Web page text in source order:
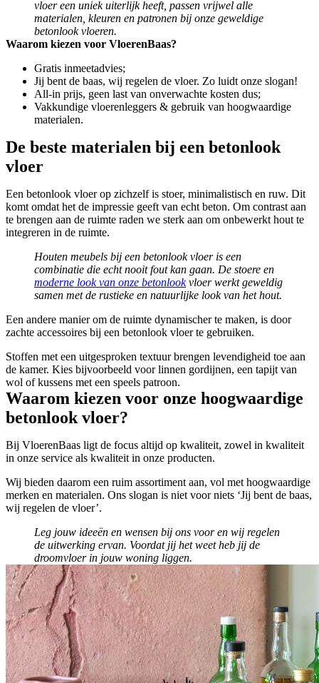
vloer een uniek uiterlijk heeft, passen vrijwel alle
materialen, kleuren en patronen bij onze geweldige
betonlook vloeren.
Waarom kiezen voor VloerenBaas?
Gratis inmeetadvies;
Jij bent de baas, wij regelen de vloer. Zo luidt onze slogan!
All-in prijs, geen last van onverwachte kosten dus;
Vakkundige vloerenleggers & gebruik van hoogwaardige
materialen.
De beste materialen bij een betonlook
vloer
Een betonlook vloer op zichzelf is stoer, minimalistisch en ruw. Dit
komt omdat het de impressie geeft van echt beton. Om contrast aan
te brengen aan de ruimte raden we sterk aan om onbewerkt hout te
integreren in de ruimte.
Houten meubels bij een betonlook vloer is een
combinatie die echt nooit fout kan gaan. De stoere en
moderne look van onze betonlookvloer werkt geweldig
samen met de rustieke en natuurlijke look van het hout.
Een andere manier om de ruimte dynamischer te maken, is door
zachte accessoires bij een betonlook vloer te gebruiken.
Stoffen met een uitgesproken textuur brengen levendigheid toe aan
de kamer. Kies bijvoorbeeld voor linnen gordijnen, een tapijt van
wol of kussens met een speels patroon.
Waarom kiezen voor onze hoogwaardige
betonlook vloer?
Bij VloerenBaas ligt de focus altijd op kwaliteit, zowel in kwaliteit
in onze service als kwaliteit in onze producten.
Wij bieden daarom een ruim assortiment aan, vol met hoogwaardige
merken en materialen. Ons slogan is niet voor niets ‘Jij bent de baas,
wij regelen de vloer’.
Leg jouw ideeën en wensen bij ons voor en wij regelen
de uitwerking ervan. Voordat jij het weet heb jij de
droomvloer in jouw woning liggen.